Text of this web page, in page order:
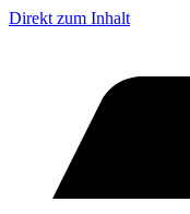
Direkt zum Inhalt